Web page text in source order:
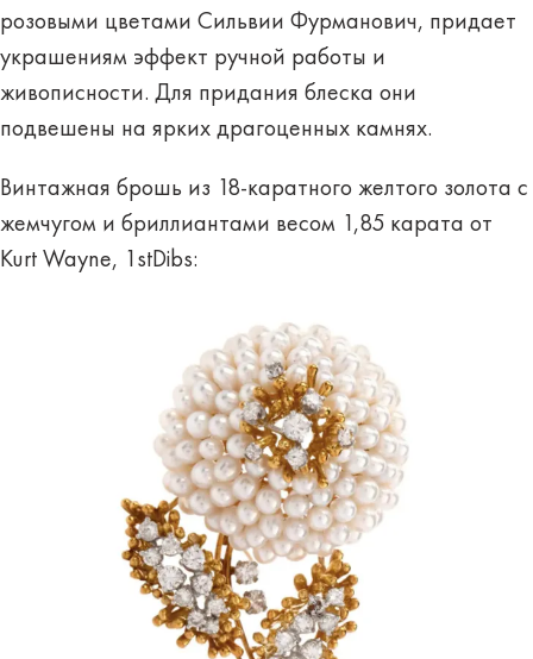
розовыми цветами Сильвии Фурманович, придает
украшениям эффект ручной работы и
живописности. Для придания блеска они
подвешены на ярких драгоценных камнях.
Винтажная брошь из 18-каратного желтого золота с
жемчугом и бриллиантами весом 1,85 карата от
Kurt Wayne, 1stDibs: